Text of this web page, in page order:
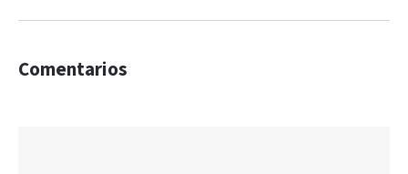
Comentarios